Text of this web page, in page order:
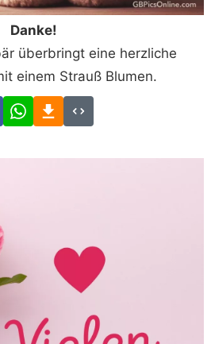
Danke!
überbringt eine herzliche
einem Strauß Blumen.